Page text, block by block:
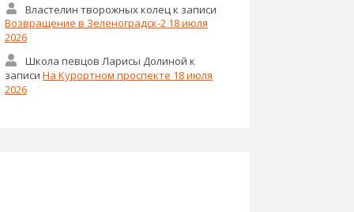
Властелин творожных колец к записи
Возвращение в Зеленоградск-2 18 июля
2026
Школа певцов Ларисы Долиной к
записи На Курортном проспекте 18 июля
2026